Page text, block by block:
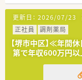
■患者様・お客
への貢献を掲げ
■大手ならでは
います。
■残業手当はも
歳に達するまで
度もございます
更新日： 2026/07/23
正社員
調剤薬局
【堺市中区】≪年間
第で年収600万円